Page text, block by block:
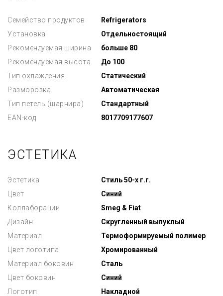
Семейство продуктов
Refrigerators
Установка
Отдельностоящий
Рекомендуемая ширина
больше 80
Рекомендуемая высота
До 100
Тип охлаждения
Статический
Разморозка
Автоматическая
Тип петель (шарнира)
Стандартный
EAN-код
8017709177607
ЭСТЕТИКА
Эстетика
Стиль 50-х г.г.
Цвет
Синий
Коллаборации
Smeg & Fiat
Дизайн
Скругленный выпуклый
Материал
Термоформируемый полимер
Цвет логотипа
Хромированный
Материал боковин
Сталь
Цвет боковин
Синий
Логотип
Накладной